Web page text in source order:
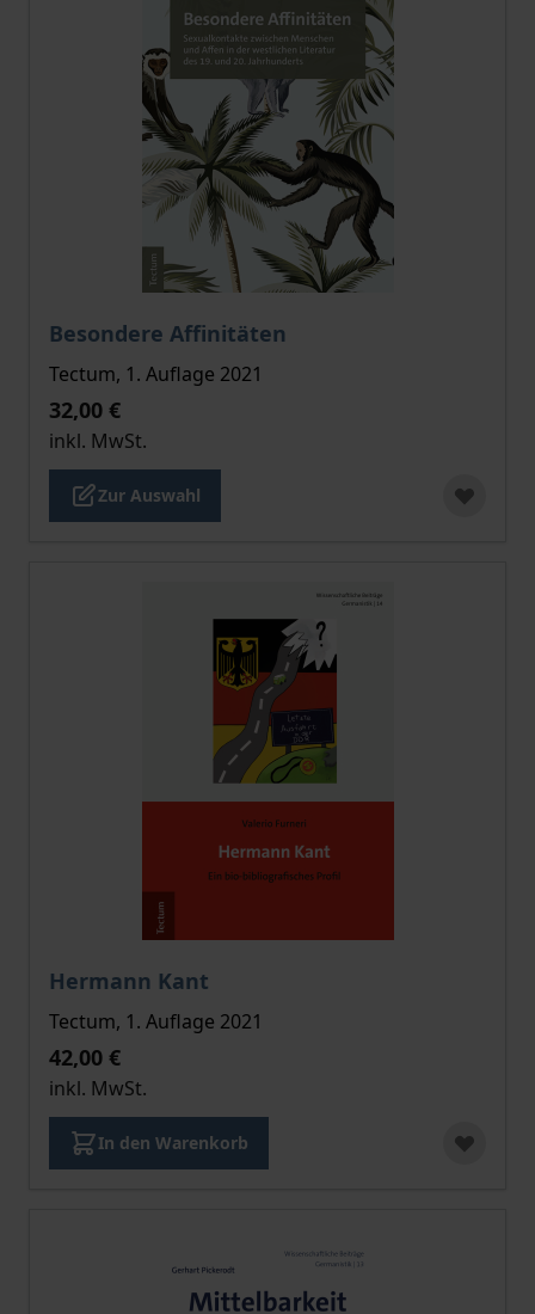
Besondere Affinitäten
Der Preis dieses Titels richtet sich nach der
Tectum, 1. Auflage 2021
32,00 €
inkl. MwSt.
Zur Auswahl
Hermann Kant
Der Preis dieses Titels richtet sich nach der
Tectum, 1. Auflage 2021
42,00 €
inkl. MwSt.
In den Warenkorb